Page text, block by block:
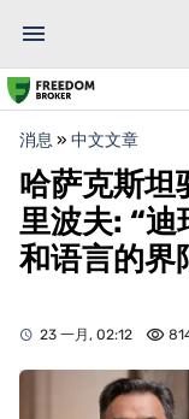
消息 » 中文文章
哈萨克斯坦
里波夫: “迪
和语言的界
23 一月, 02:12